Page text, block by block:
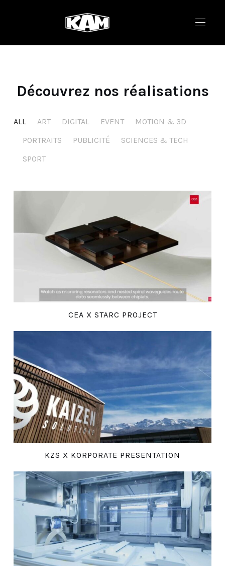
Découvrez nos réalisations
ALL ART DIGITAL EVENT
MOTION & 3D
PORTRAITS
PUBLICITÉ
SCIENCES & TECH
SPORT
CEA X STARC PROJECT
KZS X KORPORATE PRESENTATION